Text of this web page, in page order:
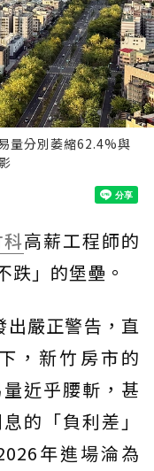
量分別萎縮62.4%與
高薪工程師的
跌」的堡壘。
出嚴正警告，直
，新竹房市的
近乎腰斬，甚
的「負利差」
年進場淪為